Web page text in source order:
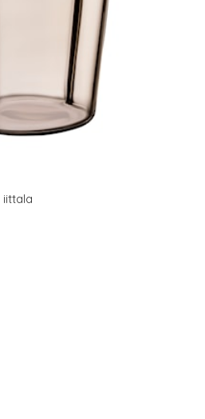
iittala